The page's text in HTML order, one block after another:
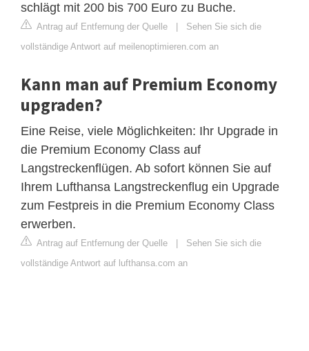
schlägt mit 200 bis 700 Euro zu Buche.
Antrag auf Entfernung der Quelle
Sehen Sie sich die
vollständige Antwort auf meilenoptimieren.com an
Kann man auf Premium Economy
upgraden?
Eine Reise, viele Möglichkeiten: Ihr Upgrade in
die Premium Economy Class auf
Langstreckenflügen. Ab sofort können Sie auf
Ihrem Lufthansa Langstreckenflug ein Upgrade
zum Festpreis in die Premium Economy Class
erwerben.
Antrag auf Entfernung der Quelle
Sehen Sie sich die
vollständige Antwort auf lufthansa.com an